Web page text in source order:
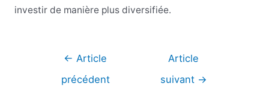
investir de manière plus diversifiée.
Navigation
l’article
← Article
précédent
Article
suivant →